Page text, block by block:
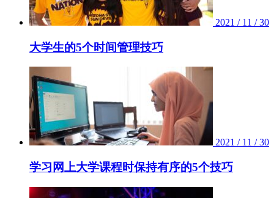
2021 / 11 / 30
大学生的5个时间管理技巧
2021 / 11 / 30
学习网上大学课程时保持有序的5个技巧